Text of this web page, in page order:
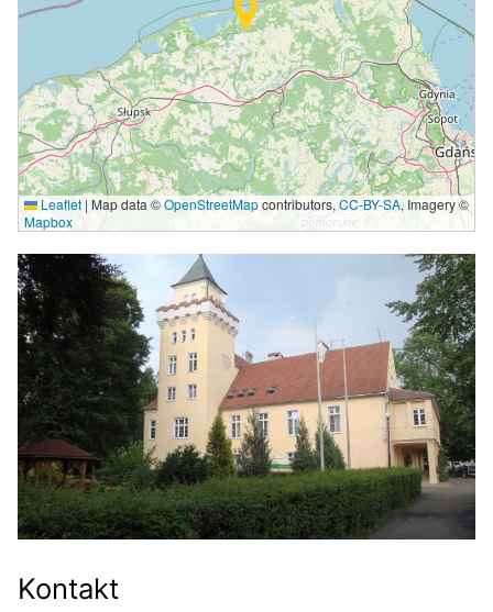
Leaflet | Map data ©OpenStreetMapcontributors,CC-BY-SA, Imagery ©
Mapbox
Kontakt